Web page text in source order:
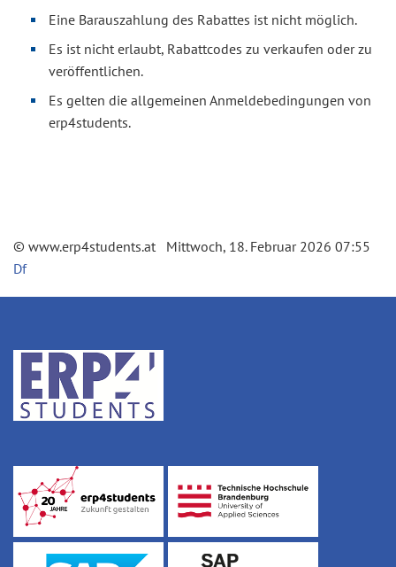
Eine Barauszahlung des Rabattes ist nicht möglich.
Es ist nicht erlaubt, Rabattcodes zu verkaufen oder zu
veröffentlichen.
Es gelten die allgemeinen Anmeldebedingungen von
erp4students.
© www.erp4students.at Mittwoch, 18. Februar 2026 07:55
Df